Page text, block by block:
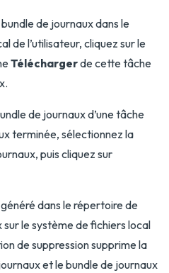
de journaux dans le
de l’utilisateur, cliquez sur le
Téléchargerde cette tâche
de journaux d’une tâche
terminée, sélectionnez la
puis cliquez sur
dans le répertoire de
le système de fichiers local
de suppression supprime la
et le bundle de journaux